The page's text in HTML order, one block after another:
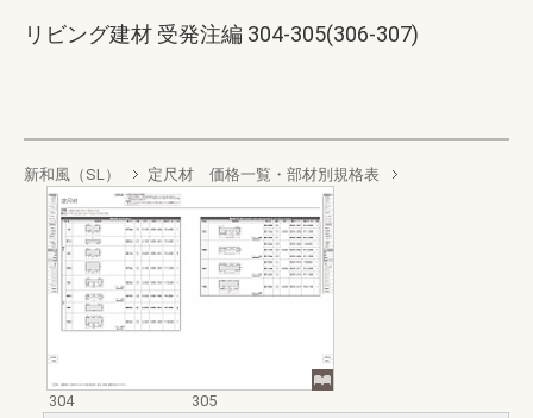
リビング建材 受発注編 304-305(306-307)
新和風（SL） 定尺材 価格一覧・部材別規格表
304
305